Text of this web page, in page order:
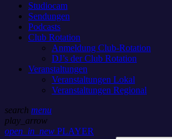
Studiocam
Sendungen
Podcasts
Club Rotation
Anmeldung Club-Rotation
DJ’s der Club Rotation
Veranstaltungen
Veranstaltungen Lokal
Veranstaltungen Regional
search menu
play_arrow
open_in_new PLAYER